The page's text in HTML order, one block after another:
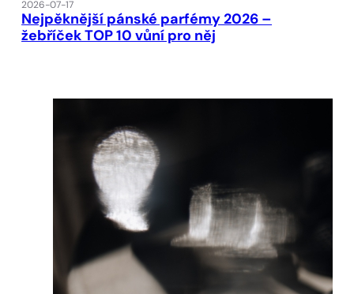
2026-07-17
Nejpěknější pánské parfémy 2026 –
žebříček TOP 10 vůní pro něj